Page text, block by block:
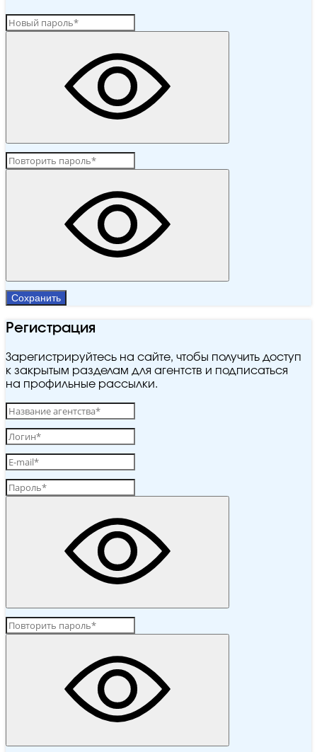
Сохранить
Регистрация
Зарегистрируйтесь на сайте, чтобы получить доступ
к закрытым разделам для агентств и подписаться
на профильные рассылки.